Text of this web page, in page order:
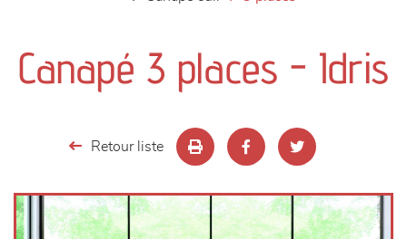
séjours
chambres et dressing
literie
Canapé 3 places - Idris
Retour liste